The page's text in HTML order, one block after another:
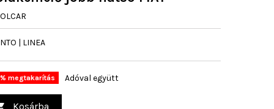
| LINEA
megtakarítás Adóval együtt
Kosárba